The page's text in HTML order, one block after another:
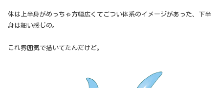
体は上半身がめっちゃ方幅広くてごつい体系のイメージがあった、下半
身は細い感じの。
これ雰囲気で描いてたんだけど。